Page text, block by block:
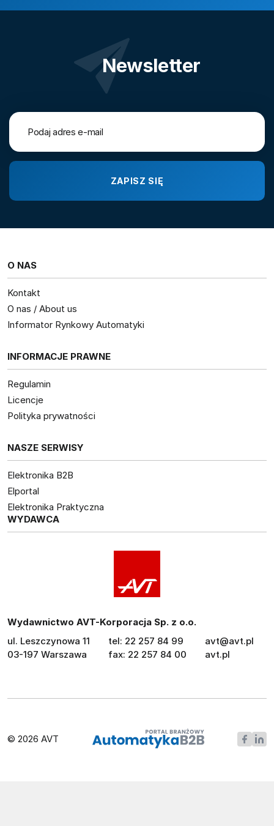
Newsletter
O NAS
Kontakt
O nas / About us
Informator Rynkowy Automatyki
INFORMACJE PRAWNE
Regulamin
Licencje
Polityka prywatności
NASZE SERWISY
Elektronika B2B
Elportal
Elektronika Praktyczna
WYDAWCA
Wydawnictwo AVT-Korporacja Sp. z o.o.
ul. Leszczynowa 11
03-197 Warszawa
tel: 22 257 84 99
fax: 22 257 84 00
avt@avt.pl
avt.pl
© 2026 AVT